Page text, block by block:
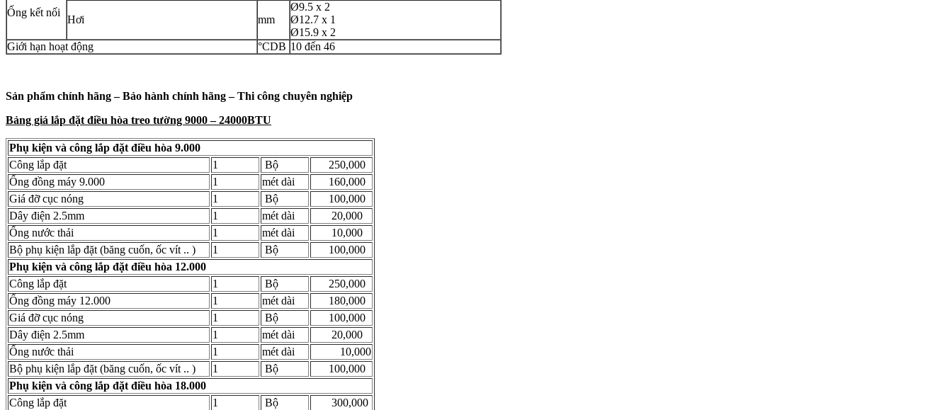
Ống kết nối
Hơi mm
Ø9.5 x 2
Ø12.7 x 1
Ø15.9 x 2
Giới hạn hoạt động
°CDB 10 đến 46
Sản phẩm chính hãng – Bảo hành chính hãng – Thi công chuyên nghiệp
Bảng giá lắp đặt điều hòa treo tường 9000 – 24000BTU
Phụ kiện và công lắp đặt điều hòa 9.000
Công lắp đặt
1 Bộ
250,000
Ống đồng máy 9.000
1 mét dài
160,000
Giá đỡ cục nóng
1 Bộ
100,000
Dây điện 2.5mm
1 mét dài
20,000
Ống nước thải
1 mét dài
10,000
Bộ phụ kiện lắp đặt (băng cuốn, ốc vít .. )
1 Bộ
100,000
Phụ kiện và công lắp đặt điều hòa 12.000
Công lắp đặt
1 Bộ
250,000
Ống đồng máy 12.000
1 mét dài
180,000
Giá đỡ cục nóng
1 Bộ
100,000
Dây điện 2.5mm
1 mét dài
20,000
Ống nước thải
1 mét dài
10,000
Bộ phụ kiện lắp đặt (băng cuốn, ốc vít .. )
1 Bộ
100,000
Phụ kiện và công lắp đặt điều hòa 18.000
Công lắp đặt
1 Bộ 300,000